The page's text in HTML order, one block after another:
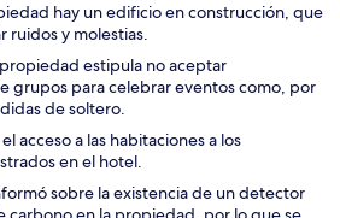
hay un edificio en construcción, que
ruidos y molestias.
estipula no aceptar
grupos para celebrar eventos como, por
de soltero.
acceso a las habitaciones a los
en el hotel.
sobre la existencia de un detector